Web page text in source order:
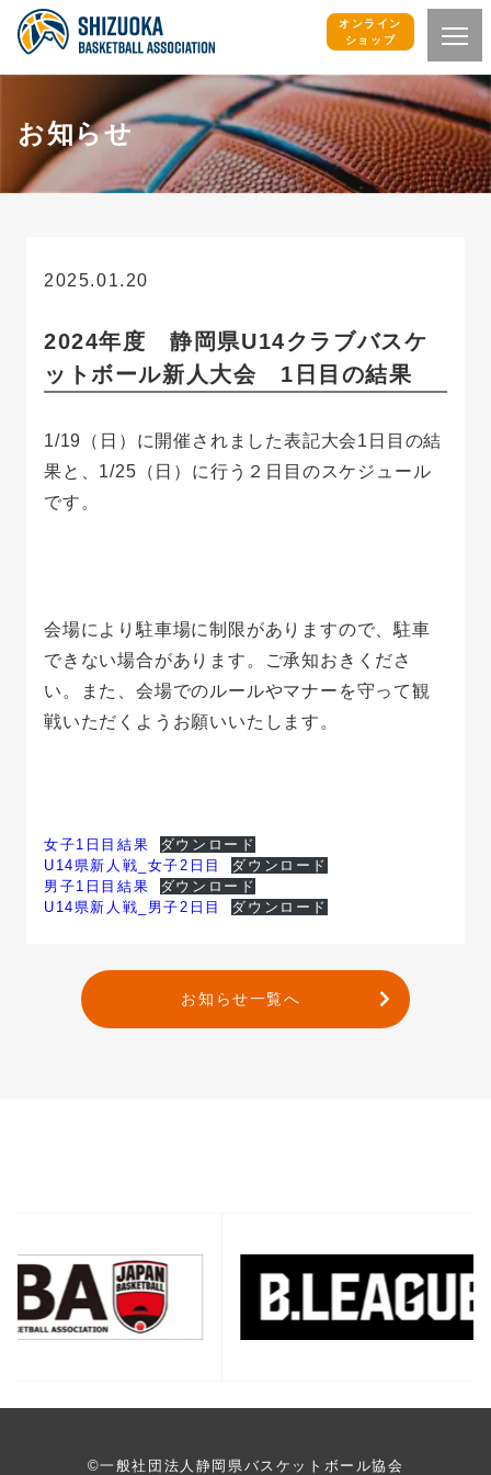
オンライン
ショップ
お知らせ
2025.01.20
2024年度 静岡県U14クラブバスケ
ットボール新人大会 1日目の結果
1/19（日）に開催されました表記大会1日目の結
果と、1/25（日）に行う２日目のスケジュール
です。
会場により駐車場に制限がありますので、駐車
できない場合があります。ご承知おきくださ
い。また、会場でのルールやマナーを守って観
戦いただくようお願いいたします。
女子1日目結果
ダウンロード
U14県新人戦_女子2日目
ダウンロード
男子1日目結果
ダウンロード
U14県新人戦_男子2日目
ダウンロード
お知らせ一覧へ
©一般社団法人静岡県バスケットボール協会